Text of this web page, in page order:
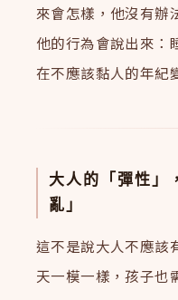
來會怎樣，他沒有辦
他的行為會說出來：
在不應該黏人的年紀
大人的「彈性」
亂」
這不是說大人不應該
天一模一樣，孩子也